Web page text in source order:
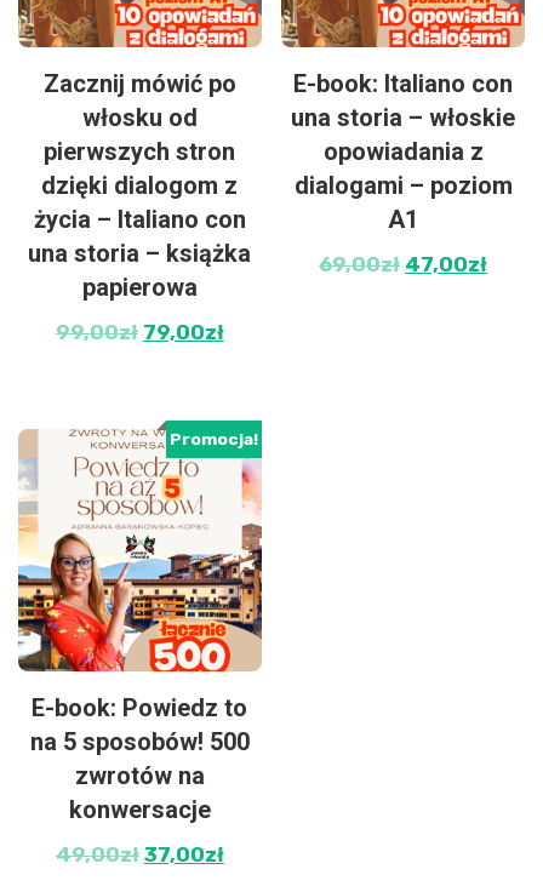
Zacznij mówić po
włosku od
pierwszych stron
dzięki dialogom z
życia – Italiano con
una storia – książka
papierowa
99,00zł 79,00zł
E-book: Italiano con
una storia – włoskie
opowiadania z
dialogami – poziom
A1
69,00zł 47,00zł
Promocja!
E-book: Powiedz to
na 5 sposobów! 500
zwrotów na
konwersacje
49,00zł 37,00zł